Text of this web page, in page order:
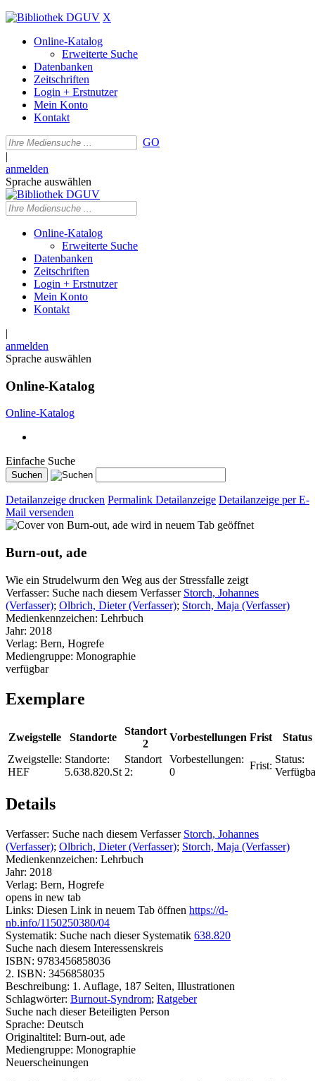
X
Online-Katalog
Erweiterte Suche
Datenbanken
Zeitschriften
Login + Erstnutzer
Mein Konto
Kontakt
GO
|
anmelden
Sprache auswählen
Online-Katalog
Erweiterte Suche
Datenbanken
Zeitschriften
Login + Erstnutzer
Mein Konto
Kontakt
|
anmelden
Sprache auswählen
Online-Katalog
Online-Katalog
Einfache Suche
Detailanzeige drucken Permalink Detailanzeige Detailanzeige per E-
Mail versenden
wird in neuem Tab geöffnet
Burn-out, ade
Wie ein Strudelwurm den Weg aus der Stressfalle zeigt
Verfasser: Suche nach diesem Verfasser Storch, Johannes
(Verfasser); Olbrich, Dieter (Verfasser); Storch, Maja (Verfasser)
Medienkennzeichen: Lehrbuch
Jahr: 2018
Verlag: Bern, Hogrefe
Mediengruppe: Monographie
verfügbar
Exemplare
Zweigstelle Standorte
Standort
2
Vorbestellungen Frist
Status
Zweigstelle:
HEF
Standorte:
5.638.820.St
Standort
2:
Vorbestellungen:
0
Frist:
Status:
Details
Verfasser: Suche nach diesem Verfasser Storch, Johannes
(Verfasser); Olbrich, Dieter (Verfasser); Storch, Maja (Verfasser)
Medienkennzeichen: Lehrbuch
Jahr: 2018
Verlag: Bern, Hogrefe
opens in new tab
Links: Diesen Link in neuem Tab öffnen https://d-
nb.info/1150250380/04
Systematik: Suche nach dieser Systematik 638.820
Suche nach diesem Interessenskreis
ISBN: 9783456858036
2. ISBN: 3456858035
Beschreibung: 1. Auflage, 187 Seiten, Illustrationen
Schlagwörter: Burnout-Syndrom; Ratgeber
Suche nach dieser Beteiligten Person
Sprache: Deutsch
Originaltitel: Burn-out, ade
Mediengruppe: Monographie
Neuerscheinungen